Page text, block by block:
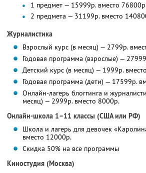
1 предмет — 15999р. вместо
2 предмета — 31199р. вместо
Журналистика
Взрослый курс (в месяц) — 2799р.
Годовая программа (взрослые) —
Детский курс (в месяц) — 1999р.
Годовая программа (дети) — 17599р.
Онлайн-лагерь блоггинга и
месяц) — 2999р. вместо 8000р.
Онлайн-школа 1–11 классы (США или РФ)
Школа и лагерь для девочек
вместо 12000р.
Скидка 50% на все программы
Киностудия (Москва)